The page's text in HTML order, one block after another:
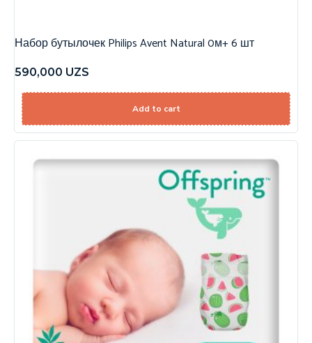
Набор бутылочек Philips Avent Natural 0м+ 6 шт
590,000 UZS
Add to cart